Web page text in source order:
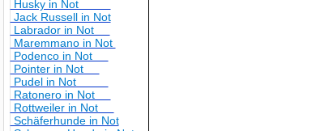
Husky in Not
Jack Russell in Not
Labrador in Not
Maremmano in Not
Podenco in Not
Pointer in Not
Pudel in Not
Ratonero in Not
Rottweiler in Not
Schäferhunde in Not